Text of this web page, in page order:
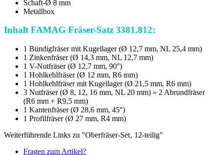
Schaft-Ø 8 mm
Metallbox
Inhalt FAMAG Fräser-Satz 3381.812:
1 Bündigfräser mit Kugellager (Ø 12,7 mm, NL 25,4 mm)
1 Zinkenfräser (Ø 14,3 mm, NL 12,7 mm)
1 V-Nutfräser (Ø 12,7 mm, 90°)
1 Hohlkehlfräser (Ø 12 mm, R6 mm)
1 Hohlkehlfräser mit Kugellager (Ø 21,5 mm, R6 mm)
3 Nutfräser (Ø 8, 12, 16 mm, NL 20 mm) » 2 Abrundfräser
(R6 mm + R9,5 mm)
1 Kantenfräser (Ø 28,6 mm, 45°)
1 Profilfräser (Ø 27 mm, R4 mm)
Weiterführende Links zu "Oberfräser-Set‚ 12-teilig"
Fragen zum Artikel?